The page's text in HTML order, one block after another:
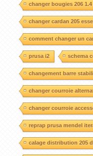
changer bougies 206
changer cardan 205
comment changer un
prusa i2 schema
changement barre
changer courroie
changer courroie
reprap prusa mendel
calage distribution 205